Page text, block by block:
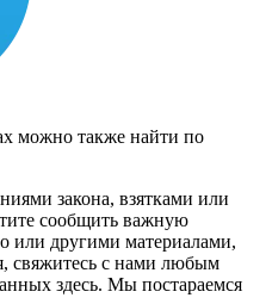
можно также найти по
закона, взятками или
сообщить важную
или другими материалами,
свяжитесь с нами любым
здесь. Мы постараемся